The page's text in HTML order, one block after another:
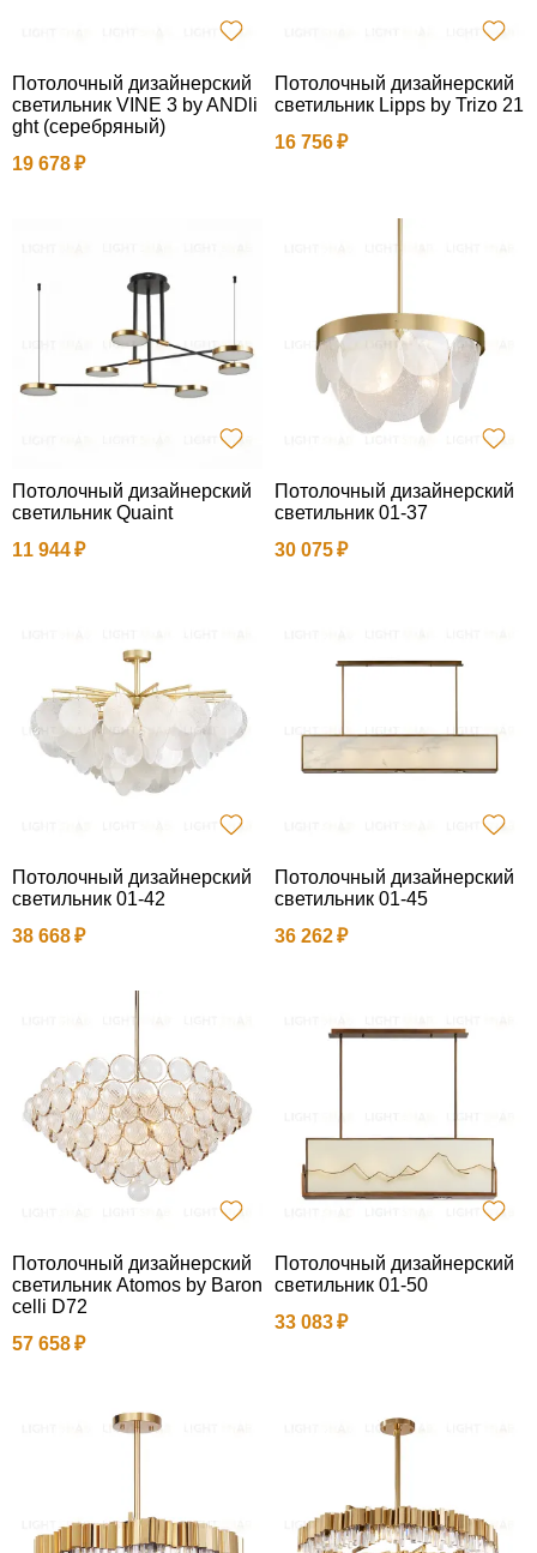
Потолочный дизайнерский
светильник VINE 3 by ANDli
ght (серебряный)
19 678
Потолочный дизайнерский
светильник Lipps by Trizo 21
16 756
Потолочный дизайнерский
светильник Quaint
11 944
Потолочный дизайнерский
светильник 01-37
30 075
Потолочный дизайнерский
светильник 01-42
38 668
Потолочный дизайнерский
светильник 01-45
36 262
Потолочный дизайнерский
светильник Atomos by Baron
celli D72
57 658
Потолочный дизайнерский
светильник 01-50
33 083